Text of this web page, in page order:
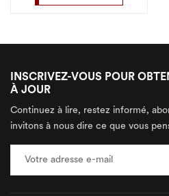
1200X2700 pour la villa
INSCRIVEZ-VOUS POUR
À JOUR
Continuez à lire, restez informé,
invitons à nous dire ce que vous